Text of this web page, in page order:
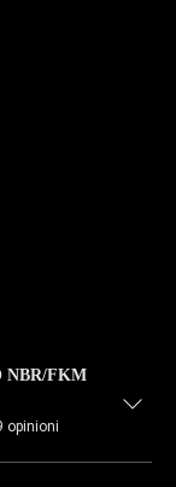
NBR/FKM
opinioni